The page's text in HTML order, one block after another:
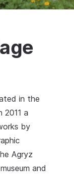
in the
a
by
Agryz
and